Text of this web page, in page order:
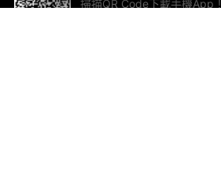
掃描QR Code下載手機App！